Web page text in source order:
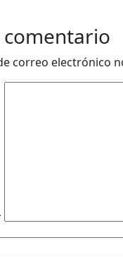
comentario
correo electrónico